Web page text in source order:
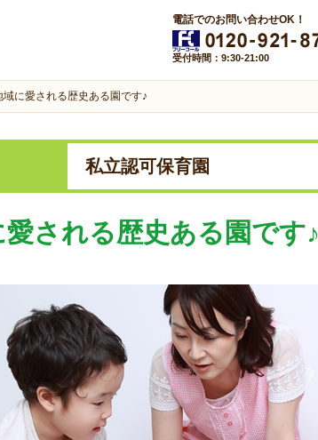
電話でのお問い合わせOK！
受付時間：9:30-21:00
に愛される歴史ある園です♪
私立認可保育園
される歴史ある園です♪